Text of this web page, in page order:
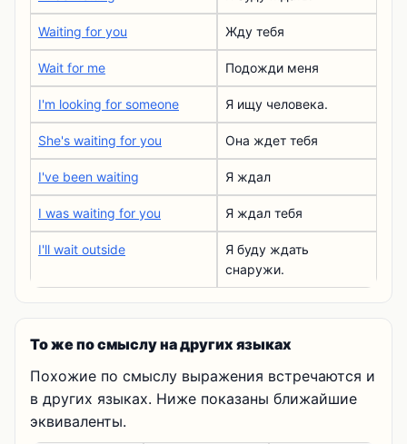
Waiting for you Жду тебя
Wait for me Подожди меня
I'm looking for someone Я ищу человека.
She's waiting for you Она ждет тебя
I've been waiting Я ждал
I was waiting for you Я ждал тебя
I'll wait outside
Я буду ждать
снаружи.
То же по смыслу на других языках
Похожие по смыслу выражения встречаются и
в других языках. Ниже показаны ближайшие
эквиваленты.